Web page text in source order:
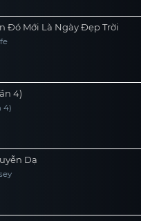
Đó Mới Là Ngày Đẹp Trời
4)
4)
Dạ